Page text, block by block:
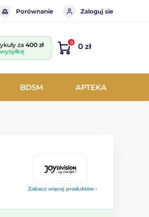
Porównanie Zaloguj sie
za400 zł
0 0 zł
BDSM APTEKA
Zobacz więcej produktów ›